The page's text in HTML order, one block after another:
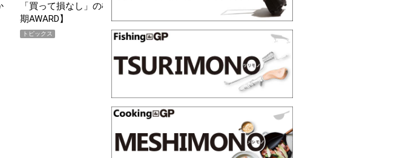
「買って損なし」の極上スマホ5選【GoodsPress 2026上半
期AWARD】
トピックス
薄着になる季節の夏こそ“映え
SHOCK「GRAVITYMASTER」
PR